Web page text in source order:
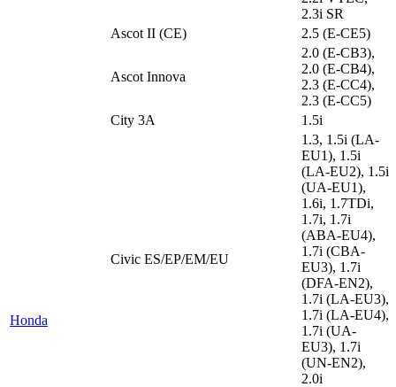
Honda
2.3i SR
Ascot II (CE)
2.5 (E-CE5)
Ascot Innova
2.0 (E-CB3),
2.0 (E-CB4),
2.3 (E-CC4),
2.3 (E-CC5)
City 3A
1.5i
Civic ES/EP/EM/EU
1.3, 1.5i (LA-
EU1), 1.5i
(LA-EU2), 1.5i
(UA-EU1),
1.6i, 1.7TDi,
1.7i, 1.7i
(ABA-EU4),
1.7i (CBA-
EU3), 1.7i
(DFA-EN2),
1.7i (LA-EU3),
1.7i (LA-EU4),
1.7i (UA-
EU3), 1.7i
(UN-EN2),
2.0i